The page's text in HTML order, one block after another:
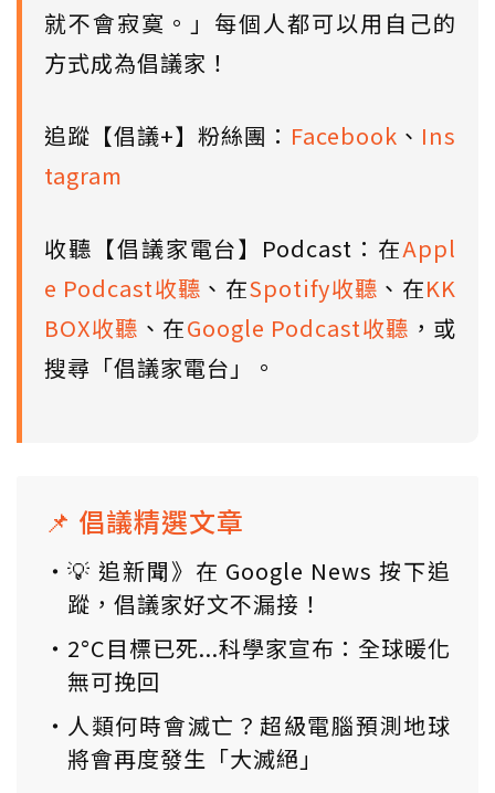
就不會寂寞。」每個人都可以用自己的
方式成為倡議家！
追蹤【倡議+】粉絲團： Facebook 、 Ins
tagram
收聽【倡議家電台】Podcast：在Appl
e Podcast收聽 、在Spotify收聽 、在KK
BOX收聽 、在Google Podcast收聽 ，或
搜尋「倡議家電台」。
📌 倡議精選文章
💡 追新聞》在 Google News 按下追
蹤，倡議家好文不漏接！
2°C目標已死...科學家宣布：全球暖化
無可挽回
人類何時會滅亡？超級電腦預測地球
將會再度發生「大滅絕」